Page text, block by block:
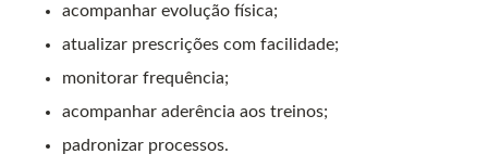
acompanhar evolução física;
atualizar prescrições com facilidade;
monitorar frequência;
acompanhar aderência aos treinos;
padronizar processos.